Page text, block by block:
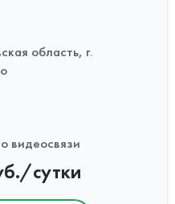
область, г.
видеосвязи
сутки